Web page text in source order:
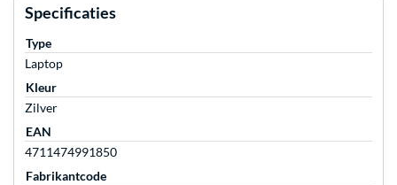
Specificaties
Type
Laptop
Kleur
Zilver
EAN
4711474991850
Fabrikantcode